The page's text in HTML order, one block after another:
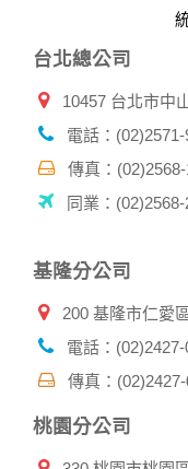
當客戶在本網站註冊
當您註冊成功，並登
號、電子郵件、出生
成功，並登入使用我
其他除了上述，會保
生的相關記錄，包括
的瀏覽器予以標示，
商，或與連結本網站
保護政策，其資料處
公司不負任何連帶責
或電子郵件給您。本
收這些資料或電子郵件
台北總公司
10457 台北市中
電話：(02)2571-
傳真：
同業：
基隆分公司
200 基隆市仁愛
電話：(02)2427-
傳真：
桃園分公司